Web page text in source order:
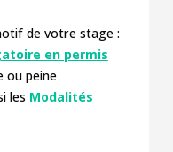
de votre stage :
en permis
ou peine
les Modalités